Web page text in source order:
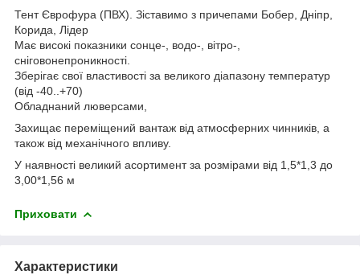
Тент Єврофура (ПВХ). Зіставимо з причепами Бобер, Дніпр,
Корида, Лідер
Має високі показники сонце-, водо-, вітро-,
сніговонепроникності.
Зберігає свої властивості за великого діапазону температур
(від -40..+70)
Обладнаний люверсами,
Захищає переміщений вантаж від атмосферних чинників, а
також від механічного впливу.
У наявності великий асортимент за розмірами від 1,5*1,3 до
3,00*1,56 м
Приховати
Характеристики